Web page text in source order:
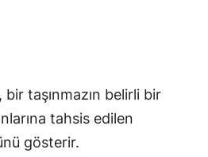
taşınmazın belirli bir
tahsis edilen
gösterir.